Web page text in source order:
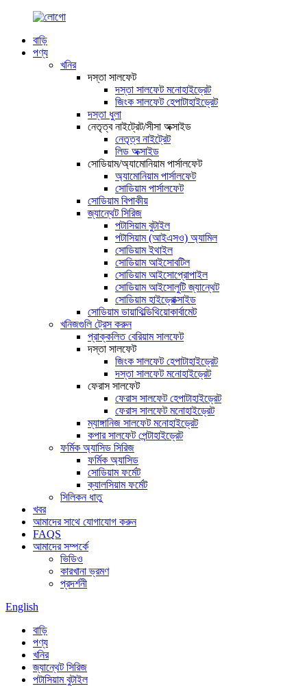
বাড়ি
পণ্য
খনির
দস্তা সালফেট
দস্তা সালফেট মনোহাইড্রেট
জিংক সালফেট হেপাটাহাইড্রেট
দস্তা ধুলা
নেতৃত্ব নাইট্রেট/সীসা অক্সাইড
নেতৃত্ব নাইট্রেট
লিড অক্সাইড
সোডিয়াম/অ্যামোনিয়াম পার্সালফেট
অ্যামোনিয়াম পার্সালফেট
সোডিয়াম পার্সালফেট
সোডিয়াম বিপাকীয়
জ্যান্থেট সিরিজ
পটাসিয়াম বুটাইল
পটাসিয়াম (আইএসও) অ্যামিল
সোডিয়াম ইথাইল
সোডিয়াম আইসোবটিল
সোডিয়াম আইসোপ্রোপাইল
সোডিয়াম আইসোলুটি জ্যান্থেট
সোডিয়াম হাইড্রোক্সাইড
সোডিয়াম ডায়াথিল্ডিথিয়োকার্বামেট
খনিজগুলি ট্রেস করুন
প্রাক্কলিত বেরিয়াম সালফেট
দস্তা সালফেট
জিংক সালফেট হেপাটাহাইড্রেট
দস্তা সালফেট মনোহাইড্রেট
ফেরাস সালফেট
ফেরাস সালফেট হেপাটাহাইড্রেট
ফেরাস সালফেট মনোহাইড্রেট
ম্যাঙ্গানিজ সালফেট মনোহাইড্রেট
কপার সালফেট পেন্টাহাইড্রেট
ফর্মিক অ্যাসিড সিরিজ
ফর্মিক অ্যাসিড
সোডিয়াম ফর্মেট
ক্যালসিয়াম ফর্মেট
সিলিকন ধাতু
খবর
আমাদের সাথে যোগাযোগ করুন
FAQS
আমাদের সম্পর্কে
ভিডিও
কারখানা ভ্রমণ
প্রদর্শনী
English
বাড়ি
পণ্য
খনির
জ্যান্থেট সিরিজ
পটাসিয়াম বুটাইল